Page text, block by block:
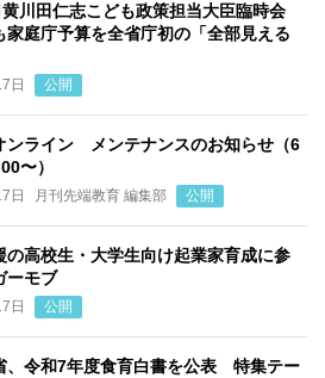
黄川田仁志こども政策担当大臣臨時会
家庭庁予算を全省庁初の「全部見える
日 公開
ンライン メンテナンスのお知らせ（6
〜）
日 月刊先端教育 編集部 公開
の高校生・大学生向け起業家育成に参
モブ
日 公開
、令和7年度食育白書を公表 特集テー